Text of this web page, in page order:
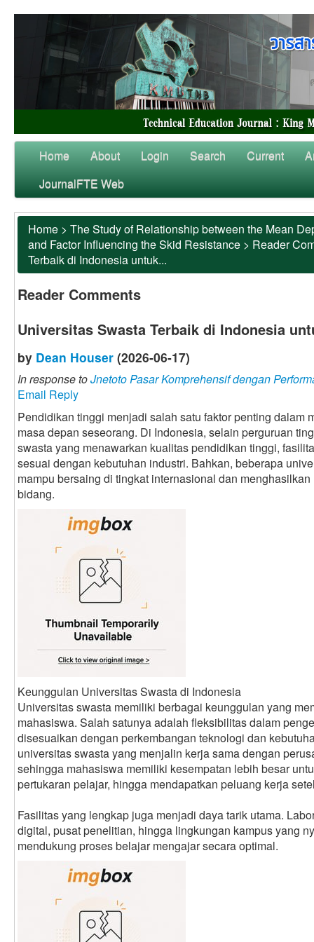
Home About Login Search Current
JournalFTE Web
Home > The Study of Relationship between the Mean
and Factor Influencing the Skid Resistance > Reader
Terbaik di Indonesia untuk...
Reader Comments
Universitas Swasta Terbaik di Indonesia
by Dean Houser (2026-06-17)
In response toJnetoto Pasar Komprehensif dengan
Email Reply
Pendidikan tinggi menjadi salah satu faktor penting dalam
masa depan seseorang. Di Indonesia, selain perguruan
swasta yang menawarkan kualitas pendidikan tinggi,
sesuai dengan kebutuhan industri. Bahkan, beberapa
mampu bersaing di tingkat internasional dan
bidang.
Keunggulan Universitas Swasta di Indonesia
Universitas swasta memiliki berbagai keunggulan yang
mahasiswa. Salah satunya adalah fleksibilitas dalam
disesuaikan dengan perkembangan teknologi dan
universitas swasta yang menjalin kerja sama dengan
sehingga mahasiswa memiliki kesempatan lebih besar
pertukaran pelajar, hingga mendapatkan peluang kerja
Fasilitas yang lengkap juga menjadi daya tarik utama.
digital, pusat penelitian, hingga lingkungan kampus yang
mendukung proses belajar mengajar secara optimal.